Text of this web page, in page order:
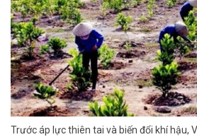
Trước áp lực thiên tai và biến đổi khí hậu,